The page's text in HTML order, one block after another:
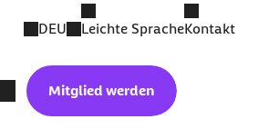
DEU Leichte SpracheKontakt
Mitglied werden